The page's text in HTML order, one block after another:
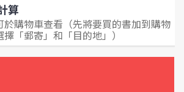
算
於購物車查看（先將要買的書加到購物
擇「郵寄」和「目的地」）